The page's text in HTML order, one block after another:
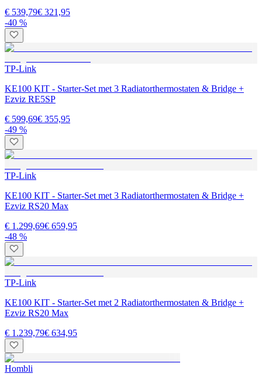
€ 539,79€ 321,95
-40 %
TP-Link
KE100 KIT - Starter-Set met 3 Radiatorthermostaten & Bridge +
Ezviz RE5SP
€ 599,69€ 355,95
-49 %
TP-Link
KE100 KIT - Starter-Set met 3 Radiatorthermostaten & Bridge +
Ezviz RS20 Max
€ 1.299,69€ 659,95
-48 %
TP-Link
KE100 KIT - Starter-Set met 2 Radiatorthermostaten & Bridge +
Ezviz RS20 Max
€ 1.239,79€ 634,95
Hombli